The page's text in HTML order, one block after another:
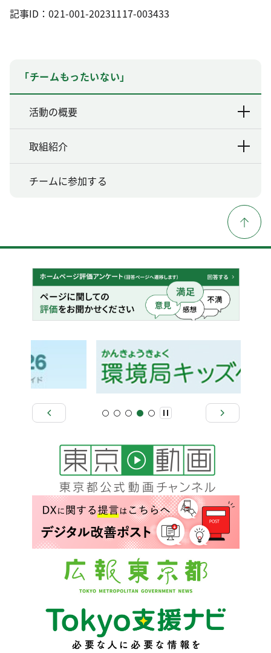
記事ID：021-001-20231117-003433
「チームもったいない」
活動の概要
取組紹介
チームに参加する